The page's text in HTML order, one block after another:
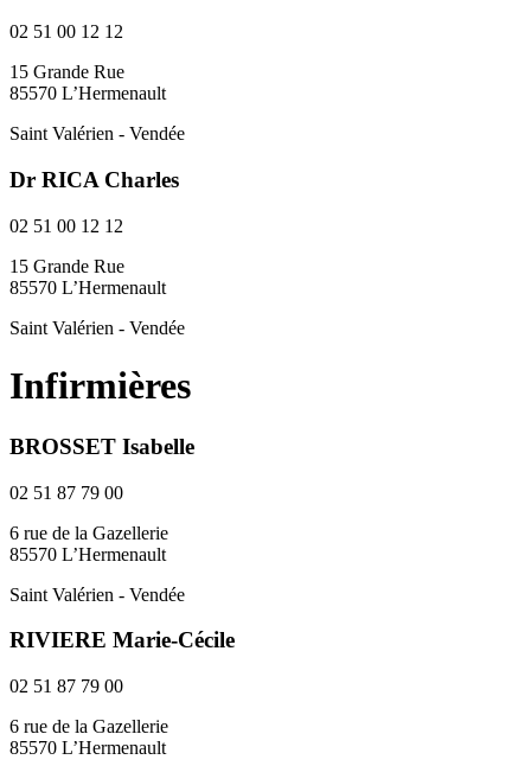
02 51 00 12 12
15 Grande Rue
85570 L’Hermenault
Saint Valérien - Vendée
Dr RICA Charles
02 51 00 12 12
15 Grande Rue
85570 L’Hermenault
Saint Valérien - Vendée
Infirmières
BROSSET Isabelle
02 51 87 79 00
6 rue de la Gazellerie
85570 L’Hermenault
Saint Valérien - Vendée
RIVIERE Marie-Cécile
02 51 87 79 00
6 rue de la Gazellerie
85570 L’Hermenault